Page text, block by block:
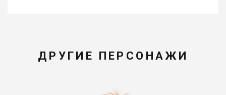
ДРУГИЕ ПЕРСОНАЖИ